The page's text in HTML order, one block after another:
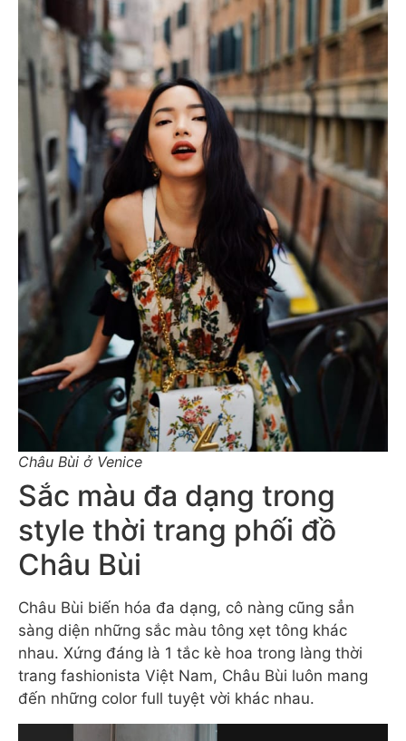
Châu Bùi ở Venice
Sắc màu đa dạng trong
style thời trang phối đồ
Châu Bùi
Châu Bùi biến hóa đa dạng, cô nàng cũng sẳn
sàng diện những sắc màu tông xẹt tông khác
nhau. Xứng đáng là 1 tắc kè hoa trong làng thời
trang fashionista Việt Nam, Châu Bùi luôn mang
đến những color full tuyệt vời khác nhau.